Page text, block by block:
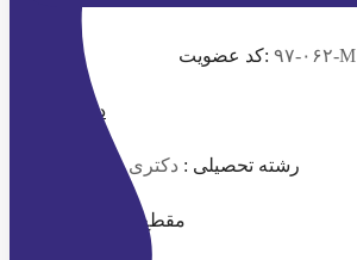
کد عضویت: ۹۷-۰۶۲-M
دانلود رزومه
رشته تحصیلی : دکتری مهندسی صنایع
مقطع تحصیلی :